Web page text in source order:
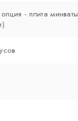
- плита